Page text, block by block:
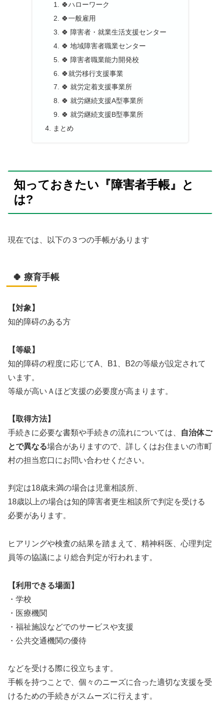
🍀ハローワーク
🍀一般雇用
🍀 障害者・就業生活支援センター
🍀 地域障害者職業センター
🍀 障害者職業能力開発校
🍀就労移行支援事業
🍀 就労定着支援事業所
🍀 就労継続支援A型事業所
🍀 就労継続支援B型事業所
まとめ
知っておきたい『障害者手帳』と
は?
現在では、以下の３つの手帳があります
🍀 療育手帳
【対象】
知的障碍のある方
【等級】
知的障碍の程度に応じてA、B1、B2の等級が設定されて
います。
等級が高いＡほど支援の必要度が高まります。
【取得方法】
手続きに必要な書類や手続きの流れについては、
自治体ご
とで異なる場合がありますので、詳しくはお住まいの市町
村の担当窓口にお問い合わせください。
判定は18歳未満の場合は児童相談所、
18歳以上の場合は知的障害者更生相談所で判定を受ける
必要があります。
ヒアリングや検査の結果を踏まえて、精神科医、心理判定
員等の協議により総合判定が行われます。
【利用できる場面】
・学校
・医療機関
・福祉施設などでのサービスや支援
・公共交通機関の優待
などを受ける際に役立ちます。
手帳を持つことで、個々のニーズに合った適切な支援を受
けるための手続きがスムーズに行えます。